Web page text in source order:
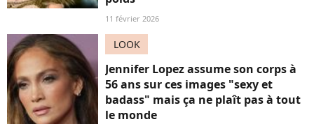
11 février 2026
LOOK
Jennifer Lopez assume son corps à
56 ans sur ces images "sexy et
badass" mais ça ne plaît pas à tout
le monde